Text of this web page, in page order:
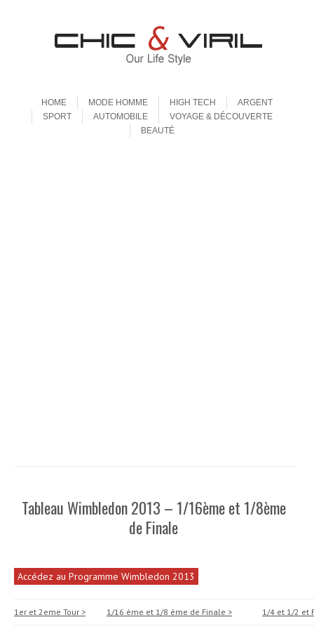
HOME
MODE HOMME HIGH TECH
ARGENT
SPORT
AUTOMOBILE
VOYAGE & DÉCOUVERTE
BEAUTÉ
Tableau Wimbledon 2013 – 1/16ème et 1/8ème
de Finale
Accédez au Programme Wimbledon 2013
1er et 2eme Tour > 1/16 ème et 1/8 ème de Finale > 1/4 et 1/2 et